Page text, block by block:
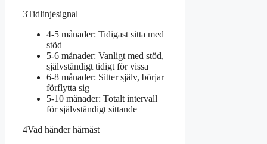
3Tidlinjesignal
4-5 månader: Tidigast sitta med
stöd
5-6 månader: Vanligt med stöd,
självständigt tidigt för vissa
6-8 månader: Sitter själv, börjar
förflytta sig
5-10 månader: Totalt intervall
för självständigt sittande
4Vad händer härnäst